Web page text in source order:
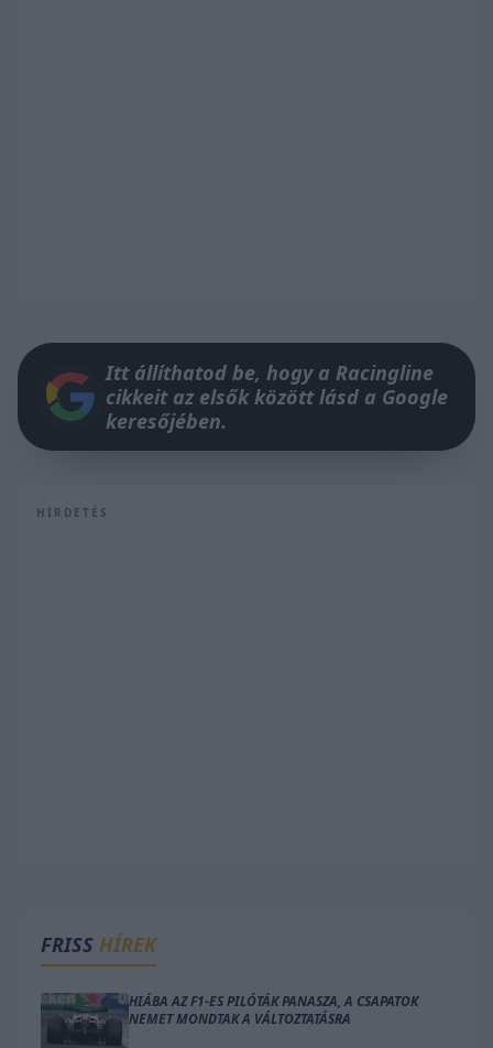
Itt állíthatod be, hogy a Racingline
cikkeit az elsők között lásd a Google
keresőjében.
HIRDETÉS
FRISS HÍREK
HIÁBA AZ F1-ES PILÓTÁK PANASZA, A CSAPATOK
NEMET MONDTAK A VÁLTOZTATÁSRA